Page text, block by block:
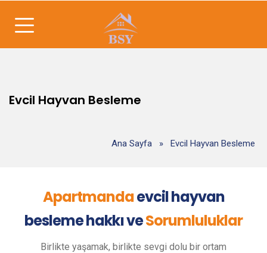
Evcil Hayvan Besleme
Ana Sayfa » Evcil Hayvan Besleme
Apartmandaevcil hayvan
besleme hakkı veSorumluluklar
Birlikte yaşamak, birlikte sevgi dolu bir ortam